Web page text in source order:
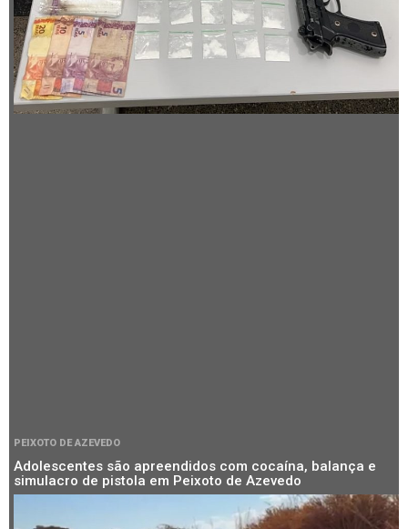
PEIXOTO DE AZEVEDO
Adolescentes são apreendidos com cocaína, balança e
simulacro de pistola em Peixoto de Azevedo